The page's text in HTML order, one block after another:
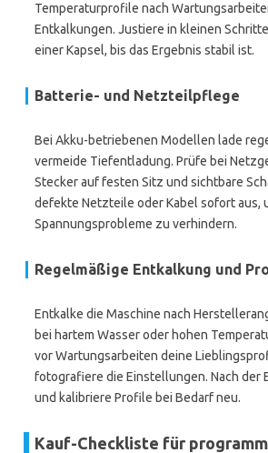
Temperaturprofile nach
Entkalkungen. Justiere in kleinen
einer Kapsel, bis das Ergebnis stabil ist.
Batterie- und Netzteilpflege
Bei Akku-betriebenen Modellen lade
vermeide Tiefentladung. Prüfe bei
Stecker auf festen Sitz und sichtbare
defekte Netzteile oder Kabel sofort aus,
Spannungsprobleme zu verhindern.
Regelmäßige Entkalkung und
Entkalke die Maschine nach
bei hartem Wasser oder hohen
vor Wartungsarbeiten deine
fotografiere die Einstellungen. Nach der
und kalibriere Profile bei Bedarf neu.
Kauf-Checkliste für